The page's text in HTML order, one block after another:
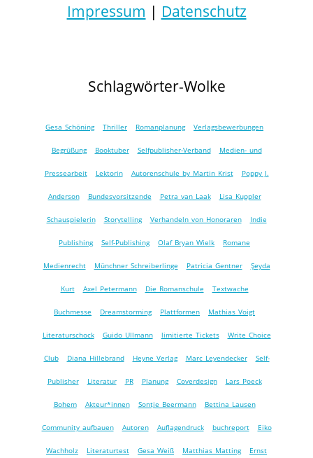
Impressum | Datenschutz
Schlagwörter-Wolke
Gesa Schöning Thriller Romanplanung Verlagsbewerbungen
Begrüßung Booktuber Selfpublisher-Verband Medien- und
Pressearbeit Lektorin Autorenschule by Martin Krist Poppy J.
Anderson Bundesvorsitzende Petra van Laak Lisa Kuppler
Schauspielerin Storytelling Verhandeln von Honoraren Indie
Publishing Self-Publishing Olaf Bryan Wielk Romane
Medienrecht Münchner Schreiberlinge Patricia Gentner Şeyda
Kurt Axel Petermann Die Romanschule Textwache
Buchmesse Dreamstorming Plattformen Mathias Voigt
Literaturschock Guido Ullmann limitierte Tickets Write Choice
Club Diana Hillebrand Heyne Verlag Marc Leyendecker Self-
Publisher Literatur PR Planung Coverdesign Lars Poeck
Bohem Akteur*innen Sontje Beermann Bettina Lausen
Community aufbauen Autoren Auflagendruck buchreport Eiko
Wachholz Literaturtest Gesa Weiß Matthias Matting Ernst